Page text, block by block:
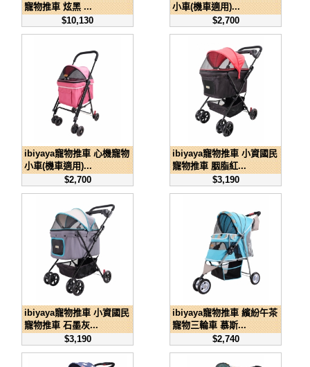
寵物推車 炫黑 ...
$10,130
小車(機車適用)...
$2,700
ibiyaya寵物推車 心機寵物
小車(機車適用)...
$2,700
ibiyaya寵物推車 小資國民
寵物推車 胭脂紅...
$3,190
ibiyaya寵物推車 小資國民
寵物推車 石墨灰...
$3,190
ibiyaya寵物推車 繽紛午茶
寵物三輪車 慕斯...
$2,740